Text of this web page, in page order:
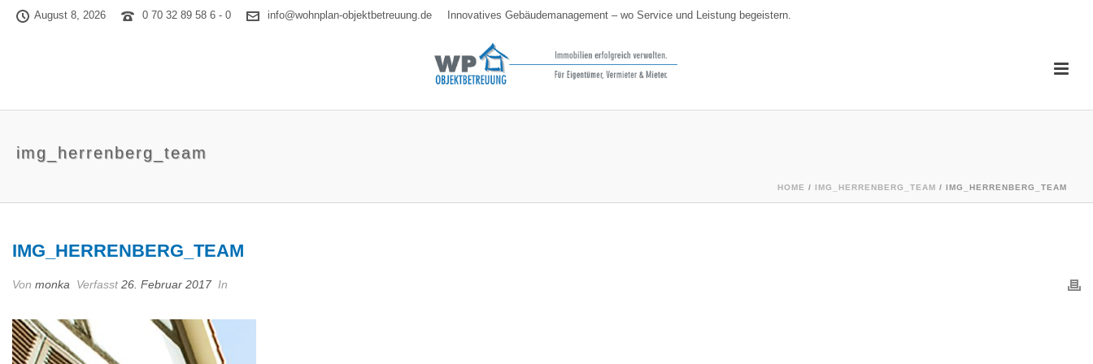
August 8, 2026 0 70 32 89 58 6 - 0 info@wohnplan-objektbetreuung.de Innovatives Gebäudemanagement – wo Service und Leistung begeistern.
img_herrenberg_team
HOME / IMG_HERRENBERG_TEAM / IMG_HERRENBERG_TEAM
IMG_HERRENBERG_TEAM
Von monka Verfasst26. Februar 2017 In